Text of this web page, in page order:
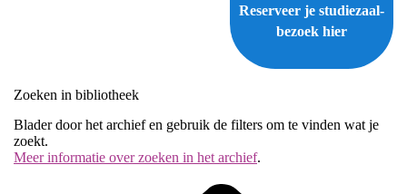
Reserveer je studiezaal-
bezoek hier
Zoeken in bibliotheek
Blader door het archief en gebruik de filters om te vinden wat je
zoekt.
Meer informatie over zoeken in het archief.